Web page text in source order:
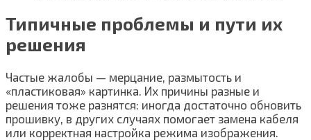
Типичные проблемы и пути их
решения
Частые жалобы — мерцание, размытость и
«пластиковая» картинка. Их причины разные и
решения тоже разнятся: иногда достаточно обновить
прошивку, в других случаях помогает замена кабеля
или корректная настройка режима изображения.